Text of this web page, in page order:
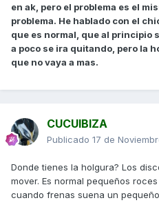
en ak, pero el problema es el
problema. He hablado con el
que es normal, que al principio
a poco se ira quitando, pero la
que no vaya a mas.
CUCUIBIZA
Publicado 17 de
Donde tienes la holgura? Los
mover. Es normal pequeños
cuando frenas suena un